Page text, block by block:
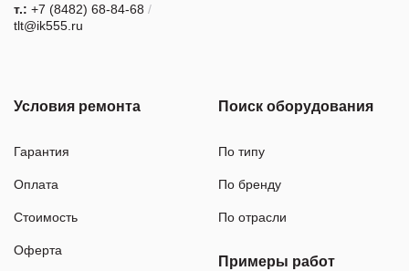
т.: +7 (8482) 68-84-68 /
tlt@ik555.ru
Условия ремонта
Гарантия
Оплата
Стоимость
Оферта
Поиск оборудования
По типу
По бренду
По отрасли
Примеры работ